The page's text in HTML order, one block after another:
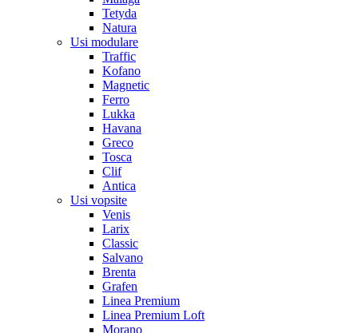
Tetyda
Natura
Usi modulare
Traffic
Kofano
Magnetic
Ferro
Lukka
Havana
Greco
Tosca
Clif
Antica
Usi vopsite
Venis
Larix
Classic
Salvano
Brenta
Grafen
Linea Premium
Linea Premium Loft
Morano